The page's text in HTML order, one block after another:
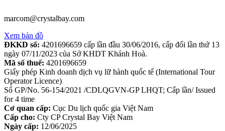
marcom@crystalbay.com
Xem bản đồ
ĐKKD số: 4201696659 cấp lần đầu 30/06/2016, cấp đổi lần thứ 13
ngày 07/11/2023 của Sở KHDT Khánh Hoà.
Mã số thuế: 4201696659
Giấy phép Kinh doanh dịch vụ lữ hành quốc tế (International Tour
Operator Licence)
Số GP/No. 56-154/2021 /CDLQGVN-GP LHQT; Cấp lần/ Issued
for 4 time
Cơ quan cấp: Cục Du lịch quốc gia Việt Nam
Cấp cho: Cty CP Crystal Bay Việt Nam
Ngày cấp: 12/06/2025